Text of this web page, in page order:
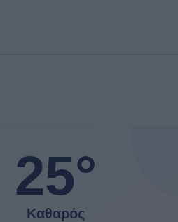
25°
Καθαρός